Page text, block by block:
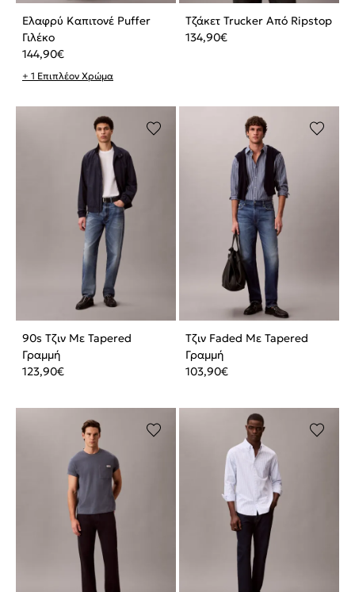
Ελαφρύ Καπιτονέ Puffer
Γιλέκο
144,90€
+ 1 Επιπλέον Χρώμα
Τζάκετ Trucker Από Ripstop
134,90€
90s Τζιν Με Tapered
Γραμμή
123,90€
Τζιν Faded Με Tapered
Γραμμή
103,90€